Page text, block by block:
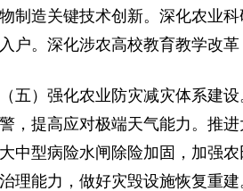
制造关键技术创新。深化农业
户。深化涉农高校教育教学改
（五）强化农业防灾减灾体系建
，提高应对极端天气能力。推
中型病险水闸除险加固，加强
理能力，做好灾毁设施恢复重